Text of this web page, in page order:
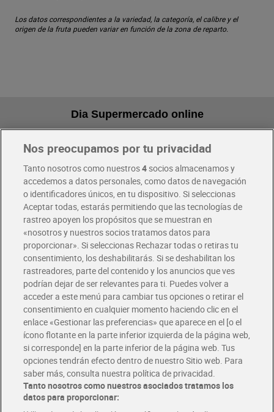
Los datos correspondientes a la variedad, la categoría, el calibre y el
origen de la fruta pueden variar en función de la zona de reparto.
Dia Supermercado online
Pide hoy, recibe hoy
Envío gratis por compras superiores a 100€
Envío estandar por 4,99€
Glovo y Uber Eats
Solicita tu factura de Glovo o Uber Eats
Únete al CLUB Dia
Disfruta las ventajas y ofertas exclusivas.
Descárgate la APP Dia
Folletos y Tiendas
Descubre las mejores ofertas y busca tu tienda más cercana
Tarjeta MaX Dia
Te devuelve hasta 8€/mes de tus compras.
¡Solicita tu tarjeta de crédito aquí!
Nos preocupamos por tu privacidad
Tanto nosotros como nuestros4socios almacenamos y
accedemos a datos personales, como datos de navegación
o identificadores únicos, en tu dispositivo. Si seleccionas
Aceptar todas, estarás permitiendo que las tecnologías de
rastreo apoyen los propósitos que se muestran en
«nosotros y nuestros socios tratamos datos para
proporcionar». Si seleccionas Rechazar todas o retiras tu
consentimiento, los deshabilitarás. Si se deshabilitan los
rastreadores, parte del contenido y los anuncios que ves
podrían dejar de ser relevantes para ti. Puedes volver a
acceder a este menú para cambiar tus opciones o retirar el
consentimiento en cualquier momento haciendo clic en el
enlace «Gestionar las preferencias» que aparece en el [o el
ícono flotante en la parte inferior izquierda de la página web,
si corresponde] en la parte inferior de la página web. Tus
opciones tendrán efecto dentro de nuestro Sitio web. Para
saber más, consulta nuestra política de privacidad.
Tanto nosotros como nuestros asociados tratamos los
datos para proporcionar: